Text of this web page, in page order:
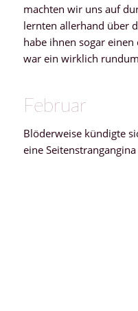
machten wir uns auf
lernten allerhand über
habe ihnen sogar einen
war ein wirklich
Februar
Blöderweise kündigte
eine